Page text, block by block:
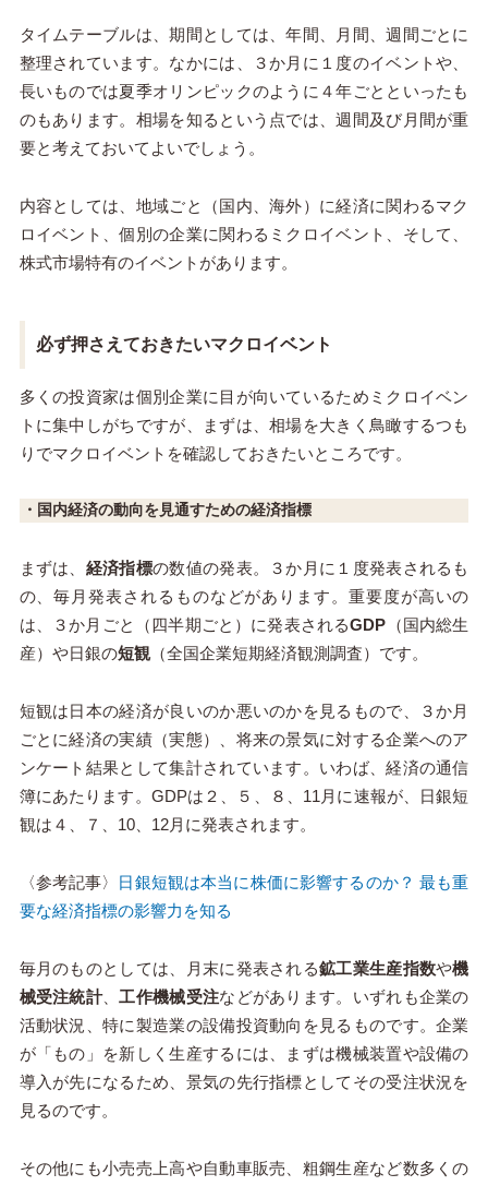
タイムテーブルは、期間としては、年間、月間、週間ごとに
整理されています。なかには、３か月に１度のイベントや、
長いものでは夏季オリンピックのように４年ごとといったも
のもあります。相場を知るという点では、週間及び月間が重
要と考えておいてよいでしょう。
内容としては、地域ごと（国内、海外）に経済に関わるマク
ロイベント、個別の企業に関わるミクロイベント、そして、
株式市場特有のイベントがあります。
必ず押さえておきたいマクロイベント
多くの投資家は個別企業に目が向いているためミクロイベン
トに集中しがちですが、まずは、相場を大きく鳥瞰するつも
りでマクロイベントを確認しておきたいところです。
・国内経済の動向を見通すための経済指標
まずは、 経済指標の数値の発表。３か月に１度発表されるも
の、毎月発表されるものなどがあります。重要度が高いの
は、３か月ごと（四半期ごと）に発表されるGDP （国内総生
産）や日銀の短観（全国企業短期経済観測調査）です。
短観は日本の経済が良いのか悪いのかを見るもので、３か月
ごとに経済の実績（実態）、将来の景気に対する企業へのア
ンケート結果として集計されています。いわば、経済の通信
簿にあたります。GDPは２、５、８、11月に速報が、日銀短
観は４、７、10、12月に発表されます。
〈参考記事〉 日銀短観は本当に株価に影響するのか？ 最も重
要な経済指標の影響力を知る
毎月のものとしては、月末に発表される鉱工業生産指数や機
械受注統計、工作機械受注などがあります。いずれも企業の
活動状況、特に製造業の設備投資動向を見るものです。企業
が「もの」を新しく生産するには、まずは機械装置や設備の
導入が先になるため、景気の先行指標としてその受注状況を
見るのです。
その他にも小売売上高や自動車販売、粗鋼生産など数多くの